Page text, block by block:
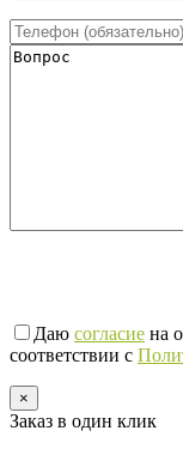
Даю согласие на
соответствии с
×
Заказ в один клик